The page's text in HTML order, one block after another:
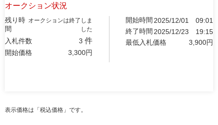
オークション状況
残り時
間
オークションは終了しま
した
入札件数 3 件
開始価格 3,300円
開始時間 2025/12/01
09:01
終了時間 2025/12/23
19:15
最低入札価格
3,900円
表示価格は「税込価格」です。